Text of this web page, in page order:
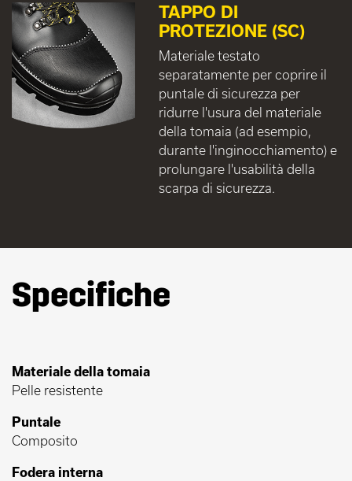
TAPPO DI
PROTEZIONE (SC)
Materiale testato
separatamente per coprire il
puntale di sicurezza per
ridurre l'usura del materiale
della tomaia (ad esempio,
durante l'inginocchiamento) e
prolungare l'usabilità della
scarpa di sicurezza.
Specifiche
Materiale della tomaia
Pelle resistente
Puntale
Composito
Fodera interna